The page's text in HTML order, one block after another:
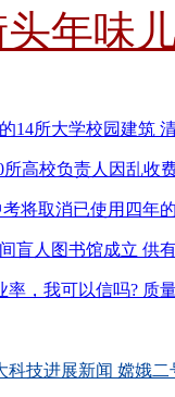
年味
14所大学校园建筑
所高校负责人因乱收
考将取消已使用四年
盲人图书馆成立 供
率，我可以信吗? 质
科技进展新闻 嫦娥二